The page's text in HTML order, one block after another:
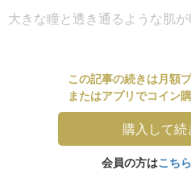
大きな瞳と透き通るような肌が
この記事の続きは月額
またはアプリでコイン
購入して
会員の方はこち